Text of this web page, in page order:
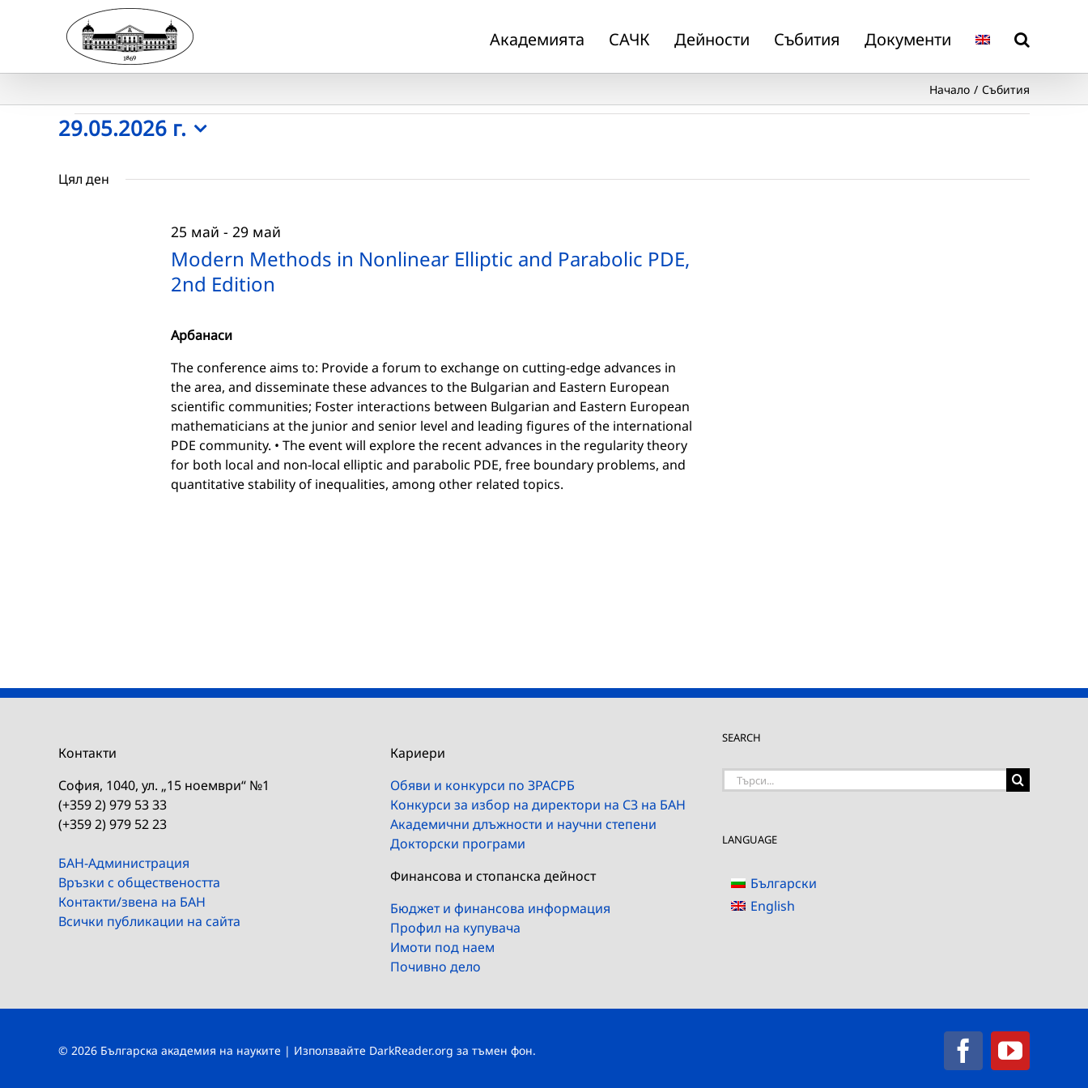
Академията САЧК Дейности Събития Документи
Начало Събития
Събития
for
29.05.2026 г.
date.
Цял ден
Modern Methods in Nonlinear Elliptic and Parabolic PDE,
2nd Edition
25 май - 29 май
Арбанаси
The conference aims to: Provide a forum to exchange on cutting-edge advances in
the area, and disseminate these advances to the Bulgarian and Eastern European
scientific communities; Foster interactions between Bulgarian and Eastern European
mathematicians at the junior and senior level and leading figures of the international
PDE community. • The event will explore the recent advances in the regularity theory
for both local and non-local elliptic and parabolic PDE, free boundary problems, and
quantitative stability of inequalities, among other related topics.
Контакти
София, 1040, ул. „15 ноември“ №1
(+359 2) 979 53 33
(+359 2) 979 52 23
БАН-Администрация
Връзки с обществеността
Контакти/звена на БАН
Всички публикации на сайта
Кариери
Обяви и конкурси по ЗРАСРБ
Конкурси за избор на директори на СЗ на БАН
Академични длъжности и научни степени
Докторски програми
Финансова и стопанска дейност
Бюджет и финансова информация
Профил на купувача
Имоти под наем
Почивно дело
SEARCH
Търсене
LANGUAGE
Български
English
© 2026 Българска академия на науките | Използвайте DarkReader.org за тъмен фон. Facebook